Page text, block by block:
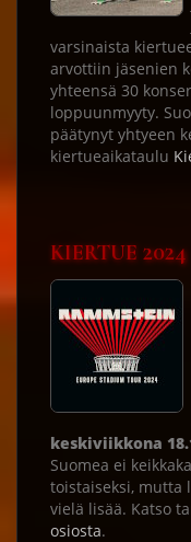
varsinaista
arvottiin jäsenien
yhteensä 30
loppuunmyyty.
päätynyt yhtyeen
kiertueaikataulu
KIERTUE 2024
keskiviikkona
Suomea ei
toistaiseksi, mutta
vielä lisää. Katso
osiosta.